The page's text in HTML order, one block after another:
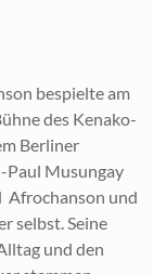
bespielte am
des Kenako-
Berliner
Paul Musungay
Afrochanson und
selbst. Seine
und den